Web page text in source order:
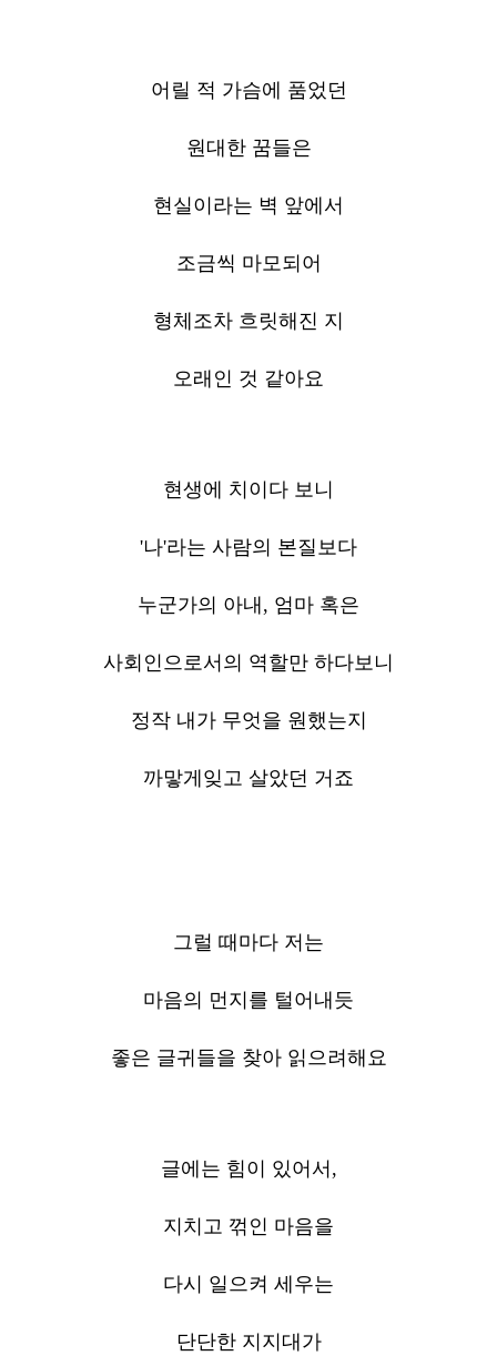
어릴 적 가슴에 품었던
원대한 꿈들은
현실이라는 벽 앞에서
조금씩 마모되어
형체조차 흐릿해진 지
오래인 것 같아요
현생에 치이다 보니
'나'라는 사람의 본질보다
누군가의 아내, 엄마 혹은
사회인으로서의 역할만 하다보니
정작 내가 무엇을 원했는지
까맣게잊고 살았던 거죠
그럴 때마다 저는
마음의 먼지를 털어내듯
좋은 글귀들을 찾아 읽으려해요
글에는 힘이 있어서,
지치고 꺾인 마음을
다시 일으켜 세우는
단단한 지지대가